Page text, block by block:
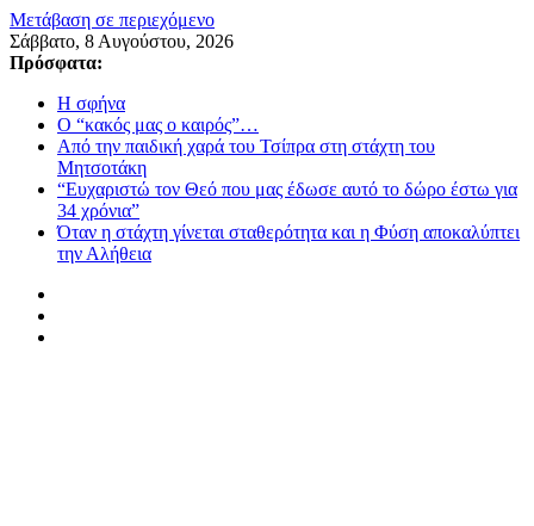
Μετάβαση σε περιεχόμενο
Σάββατο, 8 Αυγούστου, 2026
Πρόσφατα:
Η σφήνα
Ο “κακός μας ο καιρός”…
Από την παιδική χαρά του Τσίπρα στη στάχτη του
Μητσοτάκη
“Ευχαριστώ τον Θεό που μας έδωσε αυτό το δώρο έστω για
34 χρόνια”
Όταν η στάχτη γίνεται σταθερότητα και η Φύση αποκαλύπτει
την Αλήθεια